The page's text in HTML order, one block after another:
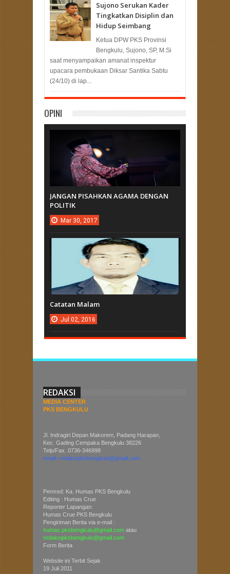
Sujono Serukan Kader
Tingkatkan Disiplin dan
Hidup Seimbang
Ketua DPW PKS Provinsi
Bengkulu, Sujono, SP, M.Si
saat menyampaikan amanat inspektur
upacara pembukaan Diksar Santika Sabtu
(24/10) di lap...
OPINI
JANGAN PISAHKAN AGAMA DENGAN
POLITIK
Mar 30, 2017
Catatan Malam
Jul 02, 2016
REDAKSI
MEDIA CENTER
PKS BENGKULU
Jl. Indragiri Depan Makorem, Padang Harapan,
Kec. Gading Cempaka Bengkulu 38226
Telp/Fax. 0736-346998
email: redaksipksbengkulu@gmail.com
Pemred: Ka. Humas PKS Bengkulu
Editing : Humas Crue
Reporter Lapangan:
Humas Crue PKS Bengkulu
Pengiriman Berita via e-mail :
humas.pksbengkulu@gmail.com atau
redaksipksbengkulu@gmail.com
Form Berita
Website ini Terbit Sejak
19 Juli 2011